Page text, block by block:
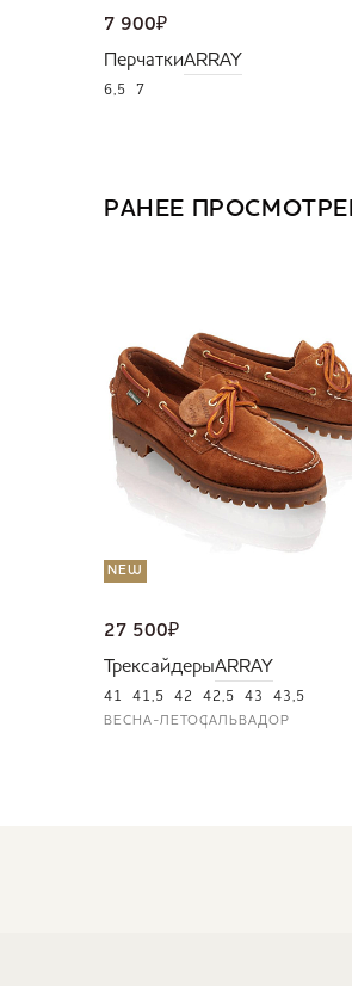
7 900₽
ПерчаткиARRAY
6,5 7
РАНЕЕ
NEW
27 500₽
ТрексайдерыARRAY
41 41,5 42 42,5 43 43,5
ВЕСНА-ЛЕТОСАЛЬВАДОР